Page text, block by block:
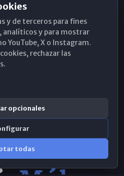
y de terceros para fines
analíticos y para mostrar
YouTube, X o Instagram.
rechazar las
opcionales
todas